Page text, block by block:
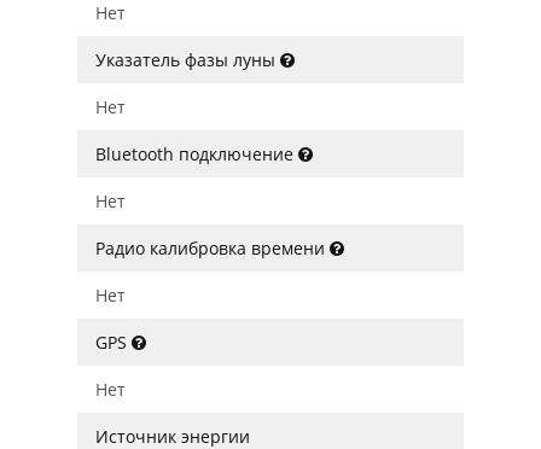
Нет
Указатель фазы луны
Нет
Bluetooth подключение
Нет
Радио калибровка времени
Нет
GPS
Нет
Источник энергии